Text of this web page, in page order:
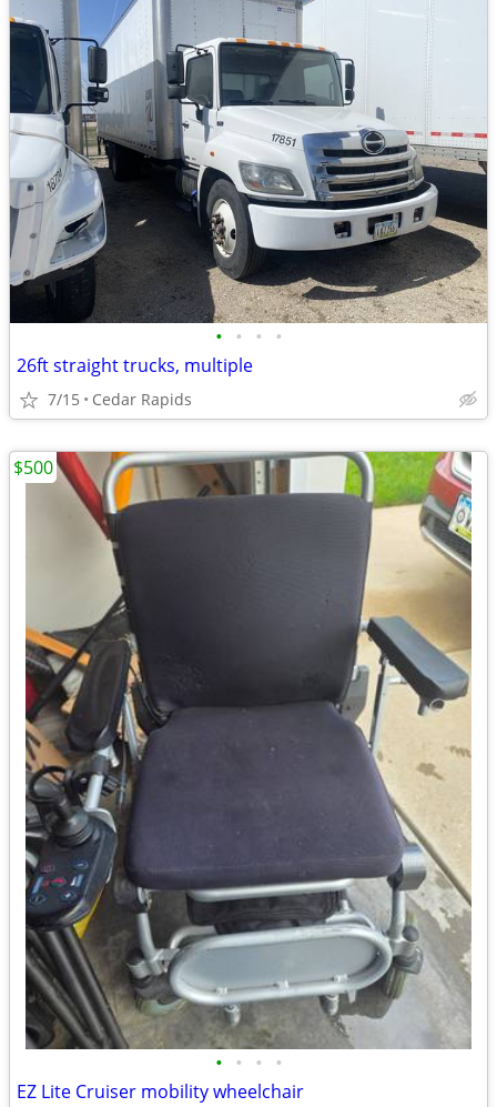
• • • •
26ft straight trucks, multiple
7/15 Cedar Rapids
• • • •
EZ Lite Cruiser mobility wheelchair
$500